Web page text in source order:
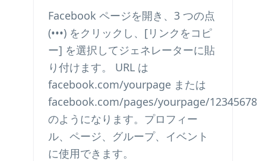
Facebook ページを開き、3 つの点
(•••) をクリックし、[リンクをコピ
ー] を選択してジェネレーターに貼
り付けます。 URL は
facebook.com/yourpage または
facebook.com/pages/yourpage/
のようになります。プロフィー
ル、ページ、グループ、イベント
に使用できます。